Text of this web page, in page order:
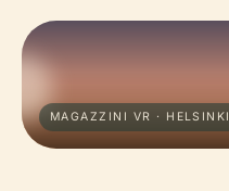
MAGAZZINI VR · HELSINKI